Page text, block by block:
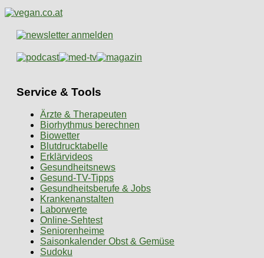
Service & Tools
Ärzte & Therapeuten
Biorhythmus berechnen
Biowetter
Blutdrucktabelle
Erklärvideos
Gesundheitsnews
Gesund-TV-Tipps
Gesundheitsberufe & Jobs
Krankenanstalten
Laborwerte
Online-Sehtest
Seniorenheime
Saisonkalender Obst & Gemüse
Sudoku